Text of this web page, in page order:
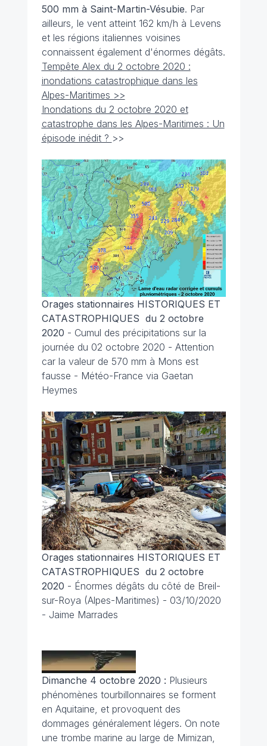
500 mm à Saint-Martin-Vésubie. Par
ailleurs, le vent atteint 162 km/h à Levens
et les régions italiennes voisines
connaissent également d'énormes dégâts.
Tempête Alex du 2 octobre 2020 :
inondations catastrophique dans les
Alpes-Maritimes >>
Inondations du 2 octobre 2020 et
catastrophe dans les Alpes-Maritimes : Un
épisode inédit ? >>
Orages stationnaires HISTORIQUES ET
CATASTROPHIQUES du 2 octobre
2020 - Cumul des précipitations sur la
journée du 02 octobre 2020 - Attention
car la valeur de 570 mm à Mons est
fausse - Météo-France via Gaetan
Heymes
Orages stationnaires HISTORIQUES ET
CATASTROPHIQUES du 2 octobre
2020 - Énormes dégâts du côté de Breil-
sur-Roya (Alpes-Maritimes) - 03/10/2020
- Jaime Marrades
Dimanche 4 octobre 2020 : Plusieurs
phénomènes tourbillonnaires se forment
en Aquitaine, et provoquent des
dommages généralement légers. On note
une trombe marine au large de Mimizan,